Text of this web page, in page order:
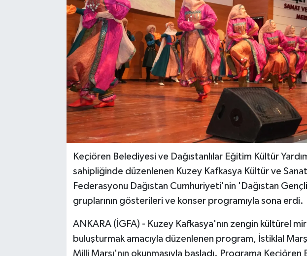
Keçiören Belediyesi ve Dağıstanlılar Eğitim Kültür
sahipliğinde düzenlenen Kuzey Kafkasya Kültür ve
Federasyonu Dağıstan Cumhuriyeti'nin 'Dağıstan
gruplarının gösterileri ve konser programıyla sona erdi.
ANKARA (İGFA) - Kuzey Kafkasya'nın zengin kültürel
buluşturmak amacıyla düzenlenen program, İstiklal
Milli Marşı'nın okunmasıyla başladı. Programa Keçiören